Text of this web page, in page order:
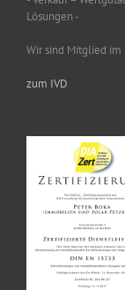
Lösungen -
Wir sind Mitglied im
zum IVD